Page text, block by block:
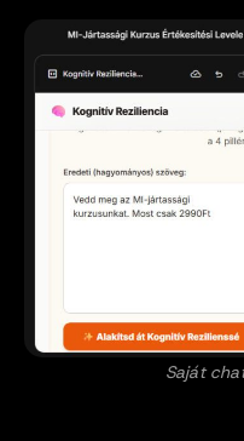
Saját